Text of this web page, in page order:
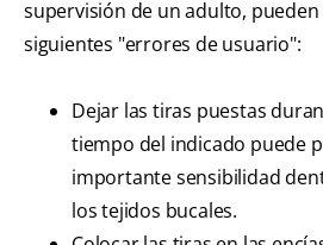
supervisión de un adulto,
siguientes "errores de usuario":
Dejar las tiras puestas
tiempo del indicado puede
importante sensibilidad
los tejidos bucales.